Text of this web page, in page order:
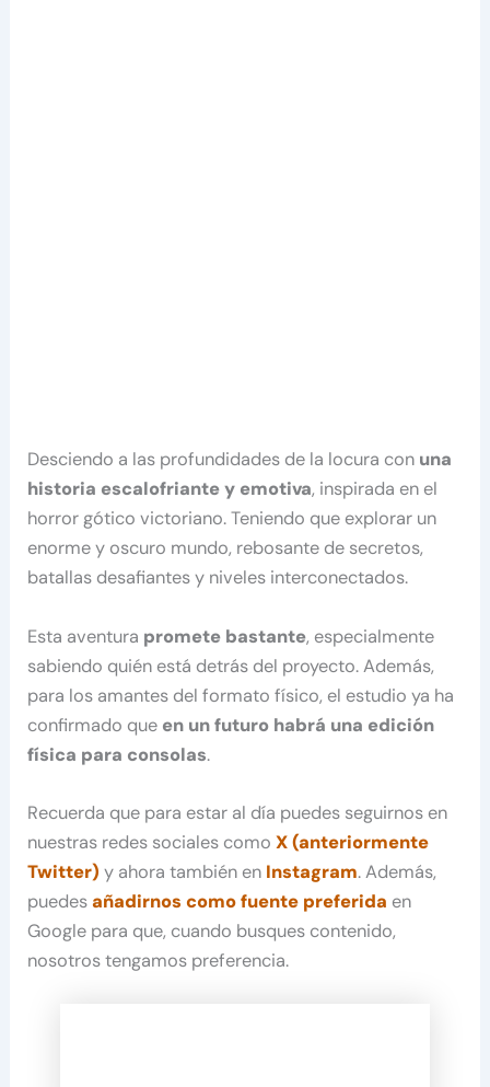
Desciendo a las profundidades de la locura con una
historia escalofriante y emotiva, inspirada en el
horror gótico victoriano. Teniendo que explorar un
enorme y oscuro mundo, rebosante de secretos,
batallas desafiantes y niveles interconectados.
Esta aventura promete bastante, especialmente
sabiendo quién está detrás del proyecto. Además,
para los amantes del formato físico, el estudio ya ha
confirmado que en un futuro habrá una edición
física para consolas.
Recuerda que para estar al día puedes seguirnos en
nuestras redes sociales comoX (anteriormente
Twitter) y ahora también en Instagram. Además,
puedesañadirnos como fuente preferida en
Google para que, cuando busques contenido,
nosotros tengamos preferencia.